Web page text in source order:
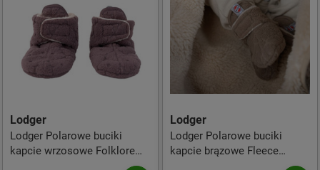
Lodger
Lodger Polarowe buciki
kapcie wrzosowe Folklore
Lodger
Lodger Polarowe buciki
kapcie brązowe Fleece